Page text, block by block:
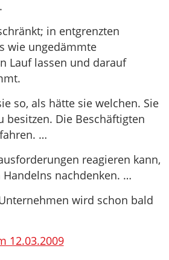
in entgrenzten
wie ungedämmte
Lauf lassen und darauf
so, als hätte sie welchen. Sie
besitzen. Die Beschäftigten
…
reagieren kann,
nachdenken. …
wird schon bald
12.03.2009